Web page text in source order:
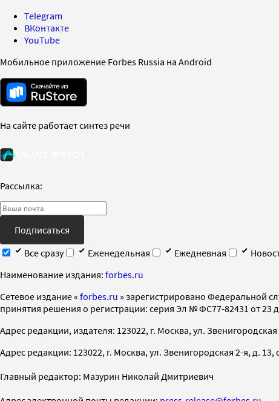
Telegram
ВКонтакте
YouTube
Мобильное приложение Forbes Russia на Android
На сайте работает синтез речи
Рассылка:
Подписаться
Все сразу
Еженедельная Ежедневная
Наименование издания: forbes.ru
Cетевое издание « forbes.ru » зарегистрировано Федеральной
принятия решения о регистрации: серия Эл № ФС77-82431 от 23
Адрес редакции, издателя: 123022, г. Москва, ул. Звенигородская
Адрес редакции: 123022, г. Москва, ул. Звенигородская 2-я, д. 13,
Главный редактор: Мазурин Николай Дмитриевич